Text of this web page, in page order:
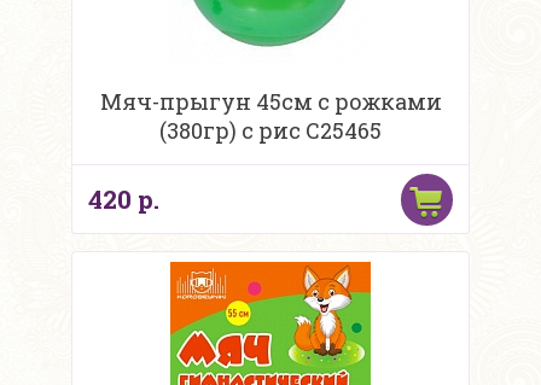
Мяч-прыгун 45см с рожками
(380гр) с рис C25465
420 р.